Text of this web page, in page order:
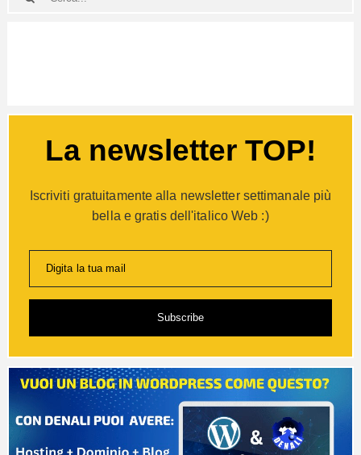
La newsletter TOP!
Iscriviti gratuitamente alla newsletter settimanale più
bella e gratis dell'italico Web :)
Digita la tua mail
Subscribe